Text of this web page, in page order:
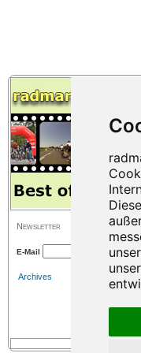
Newsletter
E-Mail
Archives